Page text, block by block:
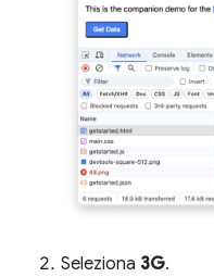
Seleziona 3G.